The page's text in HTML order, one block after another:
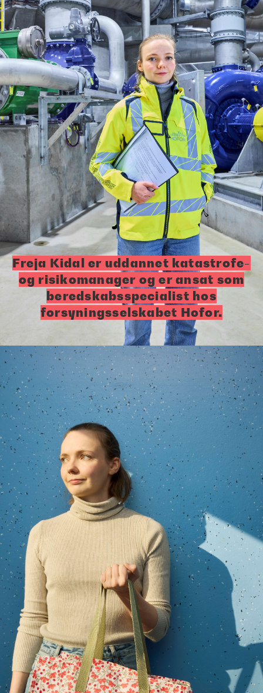
Freja Kidal er uddannet katastrofe-
og risikomanager og er ansat som
beredskabsspecialist hos
forsyningsselskabet Hofor.